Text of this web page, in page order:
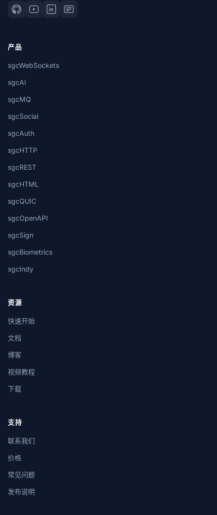
产品
sgcWebSockets
sgcAI
sgcMQ
sgcSocial
sgcAuth
sgcHTTP
sgcREST
sgcHTML
sgcQUIC
sgcOpenAPI
sgcSign
sgcBiometrics
sgcIndy
资源
快速开始
文档
博客
视频教程
下载
支持
联系我们
价格
常见问题
发布说明